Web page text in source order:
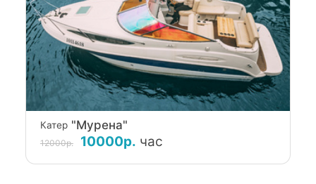
Катер"Мурена"
12000р. 10000р. час